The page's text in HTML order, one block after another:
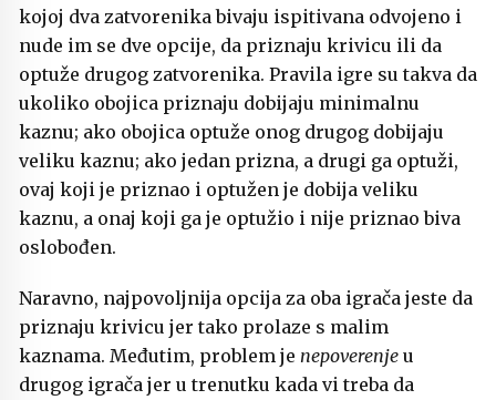
kojoj dva zatvorenika bivaju ispitivana odvojeno i
nude im se dve opcije, da priznaju krivicu ili da
optuže drugog zatvorenika. Pravila igre su takva da
ukoliko obojica priznaju dobijaju minimalnu
kaznu; ako obojica optuže onog drugog dobijaju
veliku kaznu; ako jedan prizna, a drugi ga optuži,
ovaj koji je priznao i optužen je dobija veliku
kaznu, a onaj koji ga je optužio i nije priznao biva
oslobođen.
Naravno, najpovoljnija opcija za oba igrača jeste da
priznaju krivicu jer tako prolaze s malim
kaznama. Međutim, problem je nepoverenje u
drugog igrača jer u trenutku kada vi treba da